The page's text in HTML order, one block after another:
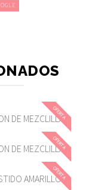
OFERTA
DE MEZCLILLA
OFERTA
DE MEZCLILLA
OFERTA
AMARILLO